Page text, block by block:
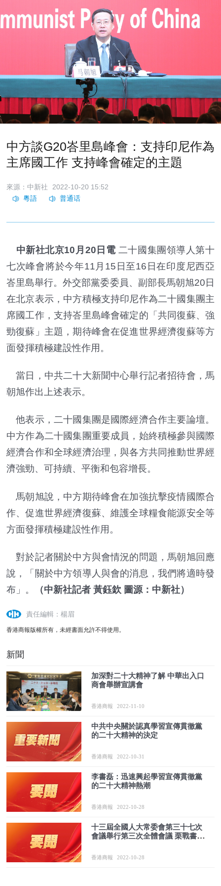
中方談G20峇里島峰會：支持印尼作為
主席國工作 支持峰會確定的主題
來源：中新社 2022-10-20 15:52
中新社北京10月20日電 二十國集團領導人第十
七次峰會將於今年11月15日至16日在印度尼西亞
峇里島舉行。外交部黨委委員、副部長馬朝旭20日
在北京表示，中方積極支持印尼作為二十國集團主
席國工作，支持峇里島峰會確定的「共同復蘇、強
勁復蘇」主題，期待峰會在促進世界經濟復蘇等方
面發揮積極建設性作用。
當日，中共二十大新聞中心舉行記者招待會，馬
朝旭作出上述表示。
他表示，二十國集團是國際經濟合作主要論壇。
中方作為二十國集團重要成員，始終積極參與國際
經濟合作和全球經濟治理，與各方共同推動世界經
濟強勁、可持續、平衡和包容增長。
馬朝旭說，中方期待峰會在加強抗擊疫情國際合
作、促進世界經濟復蘇、維護全球糧食能源安全等
方面發揮積極建設性作用。
對於記者關於中方與會情況的問題，馬朝旭回應
說，「關於中方領導人與會的消息，我們將適時發
布」。
（中新社記者 黃鈺欽 圖源：中新社）
責任編輯：楊眉
香港商報版權所有，未經書面允許不得使用。
新聞
加深對二十大精神了解 中華出入口
商會舉辦宣講會
香港商報 2022-11-10
中共中央關於認真學習宣傳貫徹黨
的二十大精神的決定
香港商報 2022-10-31
李書磊：迅速興起學習宣傳貫徹黨
的二十大精神熱潮
香港商報 2022-10-28
十三屆全國人大常委會第三十七次
會議舉行第三次全體會議 栗戰書出
香港商報 2022-10-28